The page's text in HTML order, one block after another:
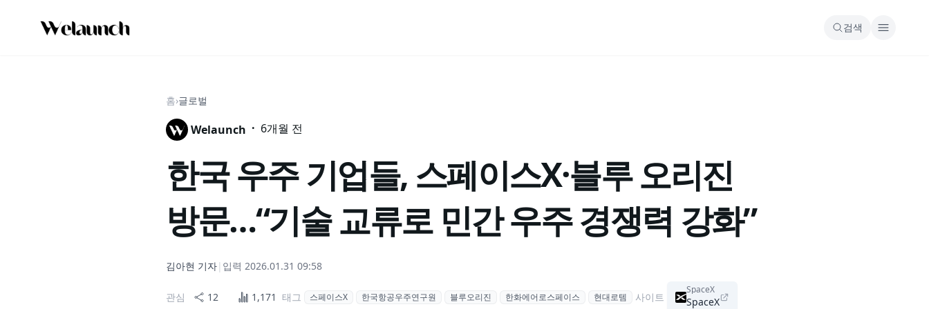
검색
홈›글로벌
Welaunch · 6개월 전
한국 우주 기업들, 스페이스X·블루 오리진
방문…“기술 교류로 민간 우주 경쟁력 강화”
김아현 기자| 입력 2026.01.31 09:58
관심 12 1,171 태그 스페이스X 한국항공우주연구원 블루오리진 한화에어로스페이스 현대로템 사이트
SpaceX
SpaceX